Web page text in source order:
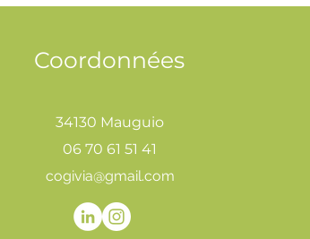
Coordonnées
34130 Mauguio
06 70 61 51 41
cogivia@gmail.com